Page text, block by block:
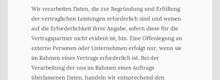
Wir verarbeiten Daten, die zur Begründung und Erfüllung
der vertraglichen Leistungen erforderlich sind und weisen
auf die Erforderlichkeit ihrer Angabe, sofern diese für die
Vertragspartner nicht evident ist, hin. Eine Offenlegung an
externe Personen oder Unternehmen erfolgt nur, wenn sie
im Rahmen eines Vertrags erforderlich ist. Bei der
Verarbeitung der uns im Rahmen eines Auftrags
überlassenen Daten, handeln wir entsprechend den